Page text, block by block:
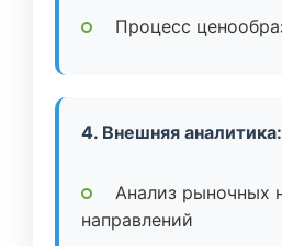
Процесс
4. Внешняя аналитика:
Анализ рыночных
направлений